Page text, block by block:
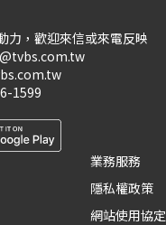
力，歡迎來信或來電反映
1599
業務服務
隱私權政策
網站使用協定